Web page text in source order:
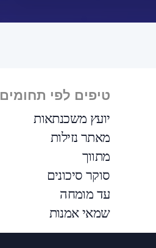
טיפים לפי תחומים
יועץ משכנתאות
מאתר נזילות
מתווך
סוקר סיכונים
עד מומחה
שמאי אמנות